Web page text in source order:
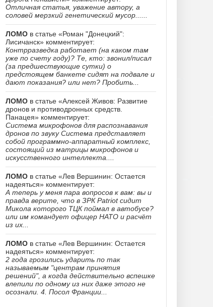
Отличная статья, уважение автору, а
соловей мерзкий генетический мусор......
ЛОМО в статье «Роман "Донецкий":
Лисичанск» комментирует:
Контрразведка работает (на каком там
уже по счету году)? Те, кто: звонил/писал
(за предшествующие сутки) о
предстоящем банкете сидят на подвале и
дают показания? или нет? Пробить...
ЛОМО в статье «Алексей Живов: Развитие
дронов и противодронных средств.
Панацея» комментирует:
Система микрофонов для распознавания
дронов по звуку Система представляет
собой программно-аппаратный комплекс,
состоящий из матрицы микрофонов и
искусственного интеллекта....
ЛОМО в статье «Лев Вершинин: Остается
надеяться» комментирует:
А теперь у меня пара вопросов к вам: вы и
правда верите, что в ЗРК Patriot сидит
Микола которого ТЦК поймал в автобусе?
или им командует офицер НАТО и расчёт
из их...
ЛОМО в статье «Лев Вершинин: Остается
надеяться» комментирует:
2 года грозились ударить по так
называемым "центрам принятия
решений", а когда действительно вспешке
влепили по одному из них даже этого не
осознали. 4. Посол Франции...